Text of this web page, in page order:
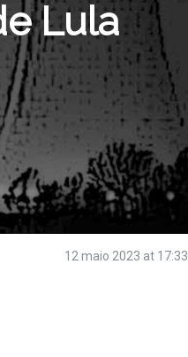
Lula
12 maio 2023 at 17:33